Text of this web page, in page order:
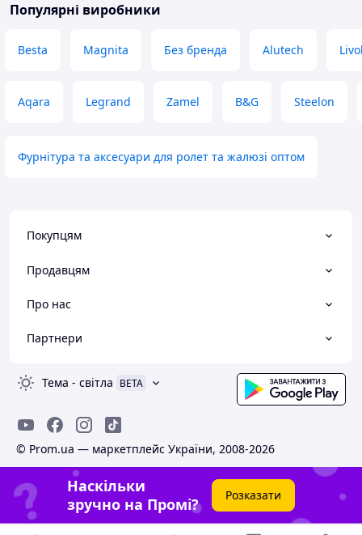
Популярні виробники
Besta Magnita Без бренда Alutech
Aqara Legrand Zamel B&G Steelon
Фурнітура та аксесуари для ролет та жалюзі оптом
Покупцям
Продавцям
Про нас
Партнери
Тема - світла BETA
© Prom.ua — маркетплейс України, 2008-2026
Наскільки
зручно на Промі?
Розказати